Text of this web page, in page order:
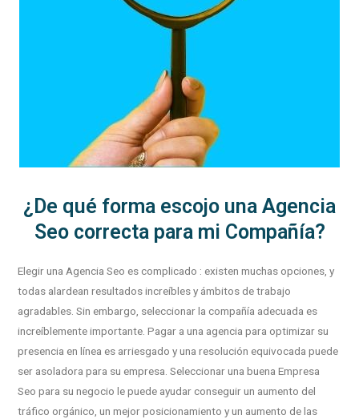
¿De qué forma escojo una Agencia
Seo correcta para mi Compañía?
Elegir una Agencia Seo es complicado : existen muchas opciones, y
todas alardean resultados increíbles y ámbitos de trabajo
agradables. Sin embargo, seleccionar la compañía adecuada es
increíblemente importante. Pagar a una agencia para optimizar su
presencia en línea es arriesgado y una resolución equivocada puede
ser asoladora para su empresa. Seleccionar una buena Empresa
Seo para su negocio le puede ayudar conseguir un aumento del
tráfico orgánico, un mejor posicionamiento y un aumento de las